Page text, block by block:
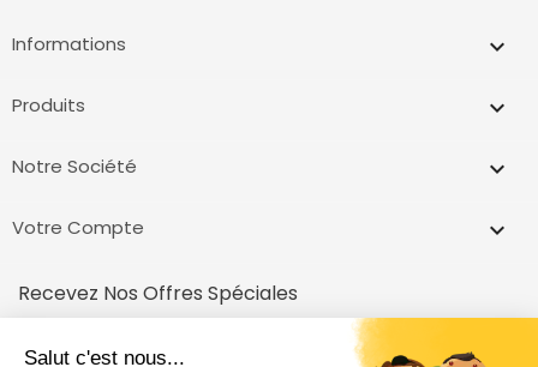
Informations keyboard_arrow_down
Produits 
Notre Société 
Votre Compte 
Recevez Nos Offres Spéciales